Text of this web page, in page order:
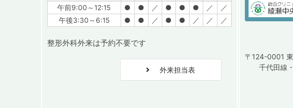
午前9:00～12:15
● ● ／ ● ● ● ／
／
午後3:30～6:15
● ● ／ ● ● ／ ／ ／
整形外科外来は予約不要です
外来担当表
〒124-0001
千代田線